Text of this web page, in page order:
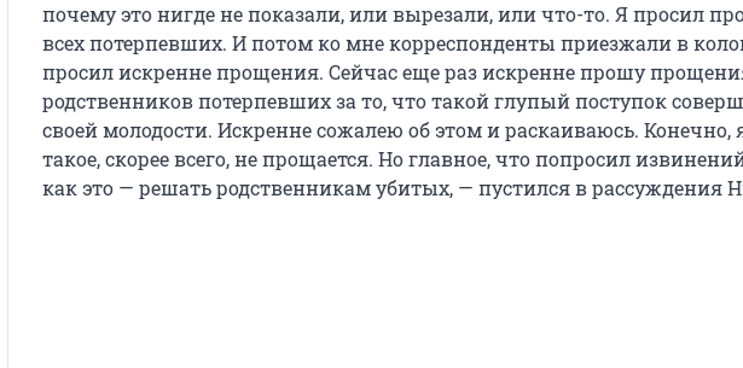
почему это нигде не показали, или вырезали, или что-то. Я просил
всех потерпевших. И потом ко мне корреспонденты приезжали в
просил искренне прощения. Сейчас еще раз искренне прошу
родственников потерпевших за то, что такой глупый поступок
своей молодости. Искренне сожалею об этом и раскаиваюсь. Конечно,
такое, скорее всего, не прощается. Но главное, что попросил
как это — решать родственникам убитых, — пустился в рассуждения